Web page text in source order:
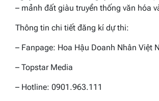
– mảnh đất giàu truyền thống văn hóa
Thông tin chi tiết đăng kí dự thi:
– Fanpage: Hoa Hậu Doanh Nhân Việt
– Topstar Media
– Hotline: 0901.963.111